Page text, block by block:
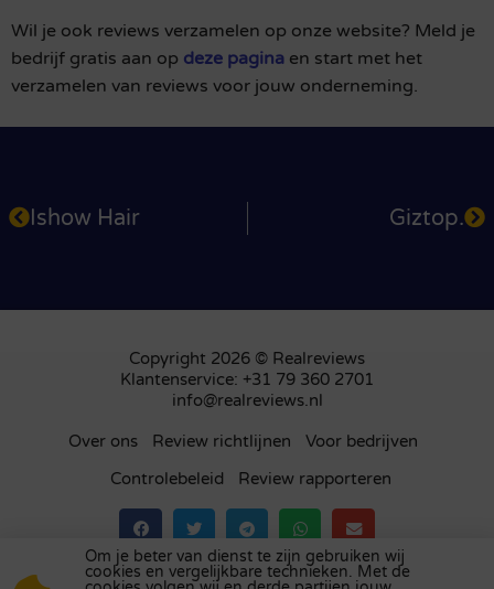
Wil je ook reviews verzamelen op onze website? Meld je
bedrijf gratis aan op deze pagina en start met het
verzamelen van reviews voor jouw onderneming.
Ishow Hair Giztop.
Copyright 2026 © Realreviews
Klantenservice: +31 79 360 2701
info@realreviews.nl
Over ons Review richtlijnen
Voor bedrijven
Controlebeleid
Review rapporteren
Bezoek ons review platform inhet Verenigd
Om je beter van dienst te zijn gebruiken wij
cookies en vergelijkbare technieken. Met de